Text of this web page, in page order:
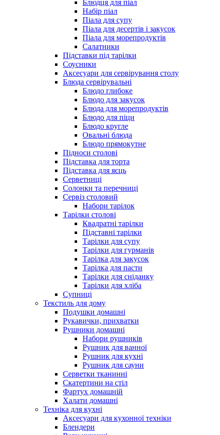
Блюдця для піал
Набір піал
Піала для супу
Піала для десертів і закусок
Піала для морепродуктів
Салатники
Підставки під тарілки
Соусники
Аксесуари для сервірування столу
Блюда сервірувальні
Блюдо глибоке
Блюдо для закусок
Блюда для морепродуктів
Блюдо для піци
Блюдо кругле
Овальні блюда
Блюдо прямокутне
Підноси столові
Підставка для торта
Підставка для яєць
Серветниці
Солонки та перечниці
Сервіз столовий
Набори тарілок
Тарілки столові
Квадратні тарілки
Підставні тарілки
Тарілки для супу
Тарілки для гурманів
Тарілка для закусок
Тарілка для пасти
Тарілки для сніданку
Тарілки для хліба
Супниці
Текстиль для дому
Подушки домашні
Рукавички, прихватки
Рушники домашні
Набори рушників
Рушник для ванної
Рушник для кухні
Рушник для сауни
Серветки тканинні
Скатертини на стіл
Фартух домашній
Халати домашні
Техніка для кухні
Аксесуари для кухонної техніки
Блендери